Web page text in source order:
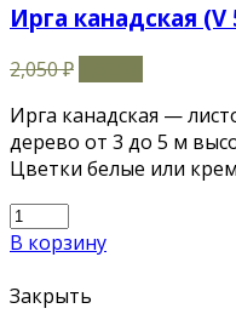
Ирга канадская (V
2,050₽
Ирга канадская —
дерево от 3 до 5 м
Цветки белые или
В корзину
Закрыть